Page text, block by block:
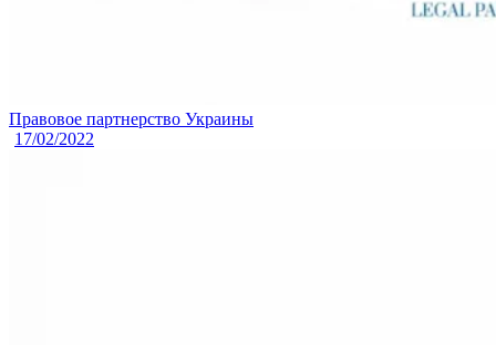
Правовое партнерство Украины
17/02/2022